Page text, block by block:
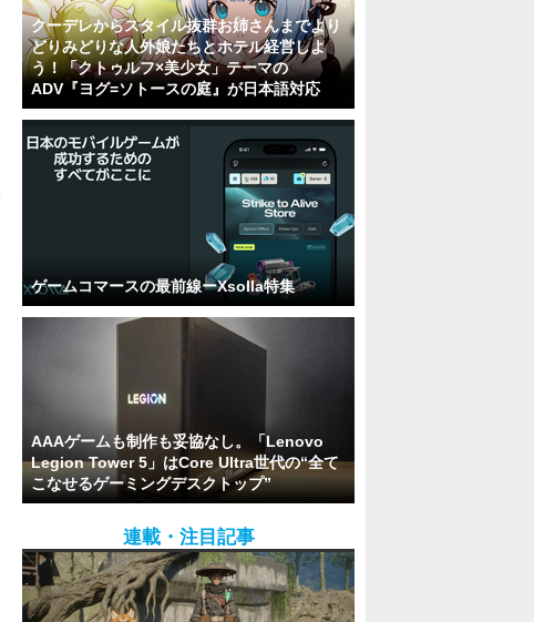
クーデレからスタイル抜群お姉さんまでより
どりみどりな人外娘たちとホテル経営しよ
う！「クトゥルフ×美少女」テーマの
ADV『ヨグ=ソトースの庭』が日本語対応
ゲームコマースの最前線ーXsolla特集
AAAゲームも制作も妥協なし。「Lenovo
Legion Tower 5」はCore Ultra世代の“全て
こなせるゲーミングデスクトップ”
連載・注目記事